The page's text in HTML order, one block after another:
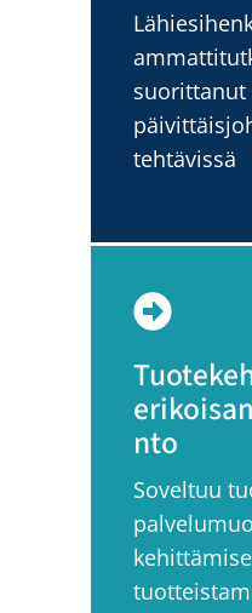
tehtävissä
nto
Soveltuu